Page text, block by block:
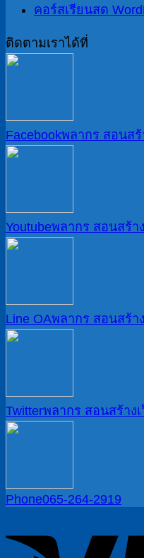
คอร์สเรียนสด
ติดตามเราได้ที่
Facebookพลากร สอนสร้
Youtubeพลากร สอนสร้า
Line OAพลากร สอนสร้า
Twitterพลากร สอนสร้างเ
Phone065-264-2919